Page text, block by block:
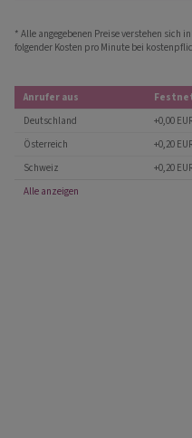
* Alle angegebenen Preise verstehen
folgender Kosten pro Minute bei
Anrufer aus
Deutschland
+0,00
Österreich
+0,20
Schweiz
+0,20
Alle anzeigen